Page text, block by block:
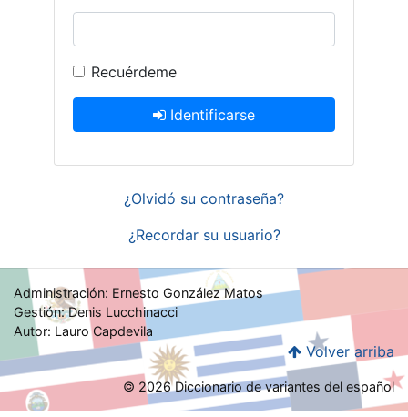
Recuérdeme
Identificarse
¿Olvidó su contraseña?
¿Recordar su usuario?
Administración: Ernesto González Matos
Gestión: Denis Lucchinacci
Autor: Lauro Capdevila
Volver arriba
© 2026 Diccionario de variantes del español